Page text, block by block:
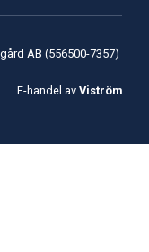
AB (556500-7357)
E-handel av Viström